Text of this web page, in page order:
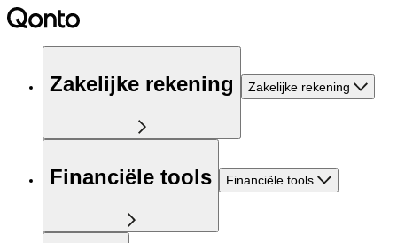
Zakelijke rekening Zakelijke rekening
Financiële tools Financiële tools